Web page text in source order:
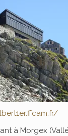
à Morgex